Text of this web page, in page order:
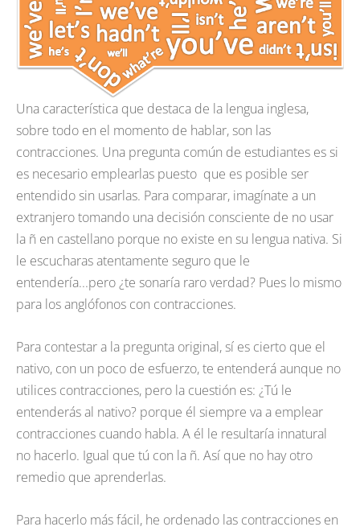
Una característica que destaca de la lengua inglesa,
sobre todo en el momento de hablar, son las
contracciones. Una pregunta común de estudiantes es si
es necesario emplearlas puesto que es posible ser
entendido sin usarlas. Para comparar, imagínate a un
extranjero tomando una decisión consciente de no usar
la ñ en castellano porque no existe en su lengua nativa. Si
le escucharas atentamente seguro que le
entendería...pero ¿te sonaría raro verdad? Pues lo mismo
para los anglófonos con contracciones.
Para contestar a la pregunta original, sí es cierto que el
nativo, con un poco de esfuerzo, te entenderá aunque no
utilices contracciones, pero la cuestión es: ¿Tú le
entenderás al nativo? porque él siempre va a emplear
contracciones cuando habla. A él le resultaría innatural
no hacerlo. Igual que tú con la ñ. Así que no hay otro
remedio que aprenderlas.
Para hacerlo más fácil, he ordenado las contracciones en